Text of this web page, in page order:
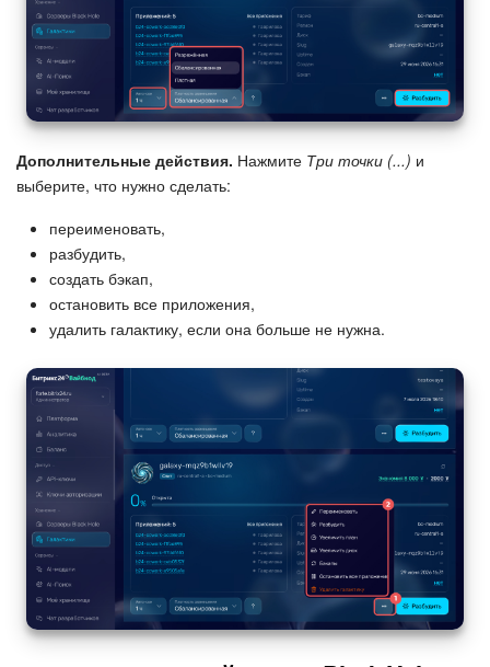
Дополнительные действия. Нажмите Три точки (...) и
выберите, что нужно сделать:
переименовать,
разбудить,
создать бэкап,
остановить все приложения,
удалить галактику, если она больше не нужна.